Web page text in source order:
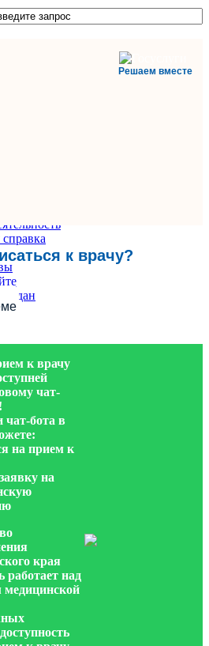
Решаем вместе
к врачу?
к врачу
чат-
бота в
на прием к
на
края
работает над